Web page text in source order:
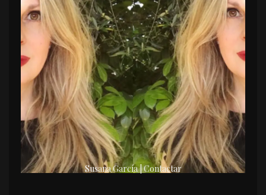
Susana García | Contactar